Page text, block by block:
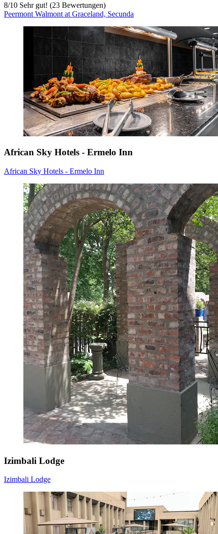
8/10 Sehr gut! (23 Bewertungen)
Peermont Walmont at Graceland, Secunda
African Sky Hotels - Ermelo Inn
African Sky Hotels - Ermelo Inn
Izimbali Lodge
Izimbali Lodge